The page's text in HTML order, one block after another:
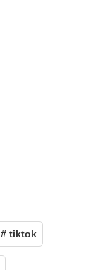
# tiktok